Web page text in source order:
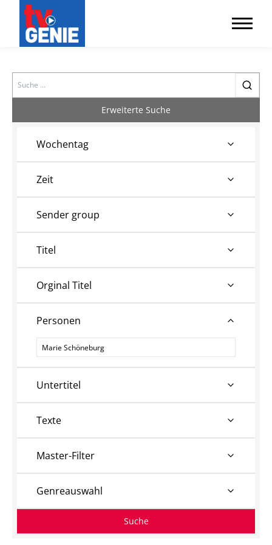
Search
Erweiterte Suche
Wochentag
Zeit
Sender group
Titel
Orginal Titel
Personen
Personen
Untertitel
Texte
Master-Filter
Genreauswahl
Suche